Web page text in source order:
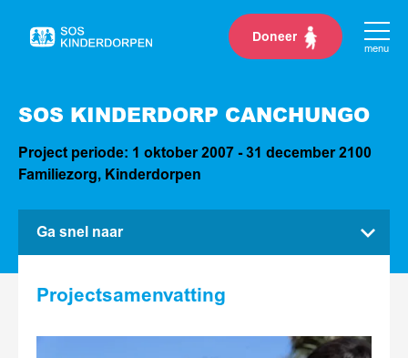
Naar
Doneer
menu
SOS KINDERDORP CANCHUNGO
Project periode: 1 oktober 2007 - 31 december 2100
Familiezorg, Kinderdorpen
Ga snel naar
Projectsamenvatting